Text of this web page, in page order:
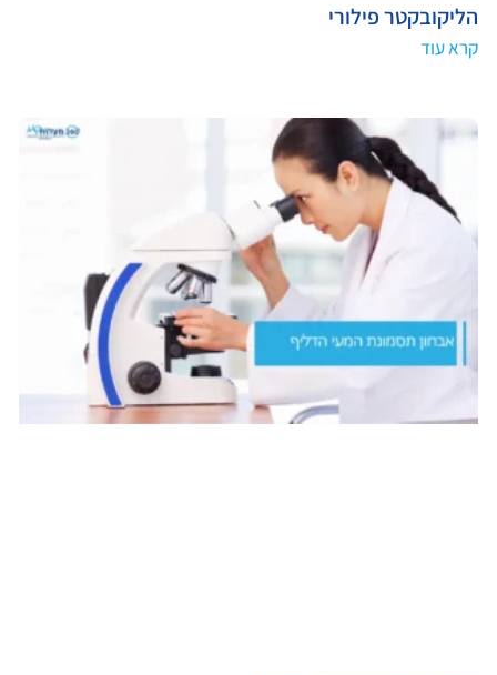
הליקובקטר פילורי
קרא עוד